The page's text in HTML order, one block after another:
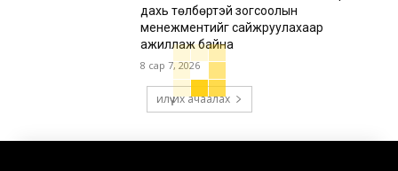
дахь төлбөртэй зогсоолын
менежментийг сайжруулахаар
ажиллаж байна
8 сар 7, 2026
илүү их ачаалах